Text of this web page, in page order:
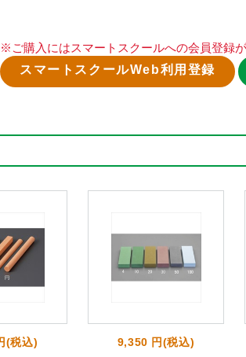
※ご購入にはスマートスクールへの会員登録
スマートスクールWeb利用登録
(税込)
9,350 円(税込)